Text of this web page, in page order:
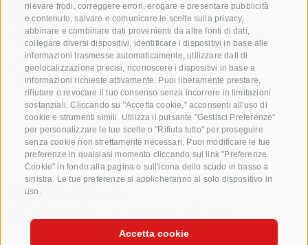
rilevare frodi, correggere errori, erogare e presentare pubblicità
e contenuto, salvare e comunicare le scelte sulla privacy,
abbinare e combinare dati provenienti da altre fonti di dati,
collegare diversi dispositivi, identificare i dispositivi in base alle
informazioni trasmesse automaticamente, utilizzare dati di
geolocalizzazione precisi, riconoscere i dispositivi in base a
informazioni richieste attivamente. Puoi liberamente prestare,
rifiutare o revocare il tuo consenso senza incorrere in limitazioni
sostanziali. Cliccando su "Accetta cookie," acconsenti all'uso di
cookie e strumenti simili. Utilizza il pulsante "Gestisci Preferenze"
per personalizzare le tue scelte o "Rifiuta tutto" per proseguire
senza cookie non strettamente necessari. Puoi modificare le tue
preferenze in qualsiasi momento cliccando sul link "Preferenze
Cookie" in fondo alla pagina o sull'icona dello scudo in basso a
sinistra. Le tue preferenze si applicheranno al solo dispositivo in
uso.
Accetta cookie
Domande e risposte
Le nostre varietá di mele
Ricette di mele
PREFERENZE COOKIES